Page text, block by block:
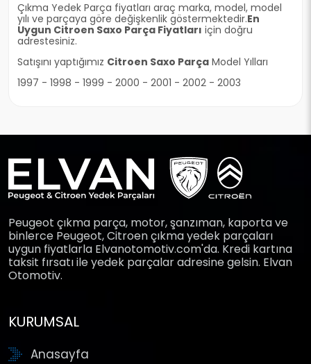
Çıkma Yedek Parça fiyatları araç marka, model, model
yılı ve parçaya göre değişkenlik göstermektedir.En
Uygun Citroen Saxo Parça Fiyatları için doğru
adrestesiniz.
Satışını yaptığımız Citroen Saxo Parça Model Yılları
1997 - 1998 - 1999 - 2000 - 2001 - 2002 - 2003
Peugeot çıkma parça, motor, şanzıman, kaporta ve
binlerce Peugeot, Citroen çıkma yedek parçaları
uygun fiyatlarla Elvanotomotiv.com'da. Kredi kartına
taksit fırsatı ile yedek parçalar adresine gelsin. Elvan
Otomotiv.
KURUMSAL
Anasayfa